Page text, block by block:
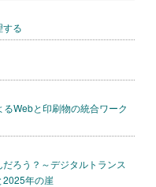
する
Webと印刷物の統合ワーク
ろう？～デジタルトランス
2025年の崖